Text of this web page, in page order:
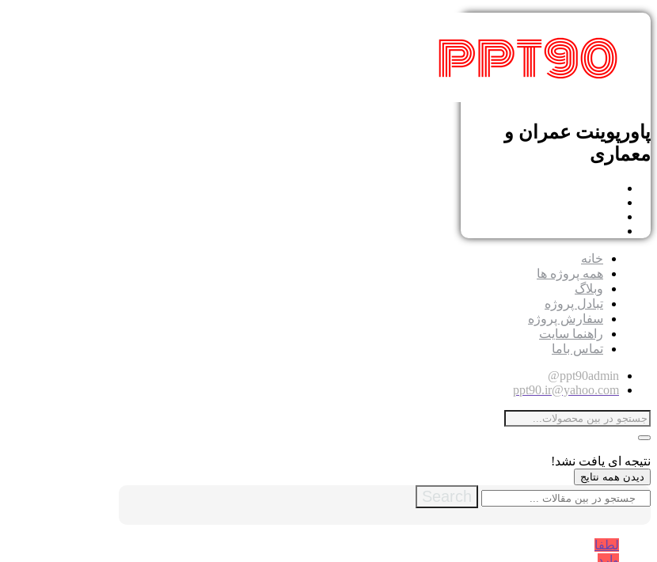
پاورپوینت عمران و
معماری
خانه
همه پروژه ها
وبلاگ
تبادل پروژه
سفارش پروژه
راهنما سایت
تماس باما
ppt90admin@
ppt90.ir@yahoo.com
نتیجه ای یافت نشد!
دیدن همه نتایج
Search
لطفا